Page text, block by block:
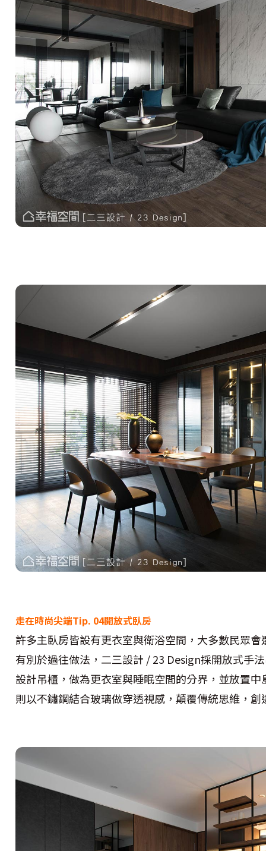
走在時尚尖端Tip. 04開放式臥房
許多主臥房皆設有更衣室與衛浴空間，大多數民眾
有別於過往做法，二三設計 / 23 Design採開放式手
設計吊櫃，做為更衣室與睡眠空間的分界，並放置
則以不鏽鋼結合玻璃做穿透視感，顛覆傳統思維，